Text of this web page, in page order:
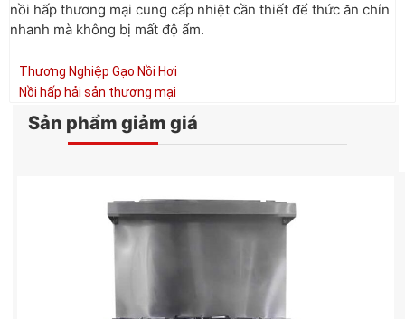
nồi hấp thương mại cung cấp nhiệt cần thiết để thức ăn chín
nhanh mà không bị mất độ ẩm.
Thương Nghiệp Gạo Nồi Hơi
Nồi hấp hải sản thương mại
Sản phẩm giảm giá